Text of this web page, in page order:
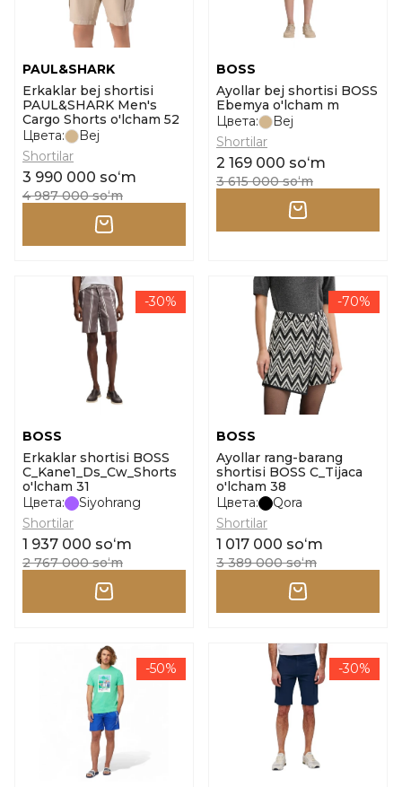
PAUL&SHARK
Erkaklar bej shortisi
PAUL&SHARK Men's
Cargo Shorts o'lcham 52
Цвета:
Bej
Shortilar
3 990 000 soʻm
4 987 000 soʻm
BOSS
Ayollar bej shortisi BOSS
Ebemya o'lcham m
Цвета:
Bej
Shortilar
2 169 000 soʻm
3 615 000 soʻm
-30%
BOSS
Erkaklar shortisi BOSS
C_Kane1_Ds_Cw_Shorts
o'lcham 31
Цвета:
Siyohrang
Shortilar
1 937 000 soʻm
2 767 000 soʻm
-70%
BOSS
Ayollar rang-barang
shortisi BOSS C_Tijaca
o'lcham 38
Цвета:
Qora
Shortilar
1 017 000 soʻm
3 389 000 soʻm
-50% -30%